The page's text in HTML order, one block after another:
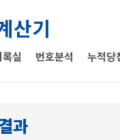
산기
실 번호분석 누적당
과